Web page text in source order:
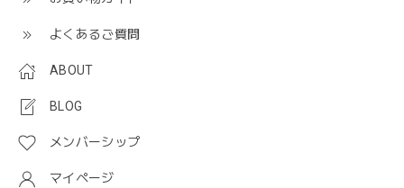
よくあるご質問
ABOUT
BLOG
メンバーシップ
マイページ